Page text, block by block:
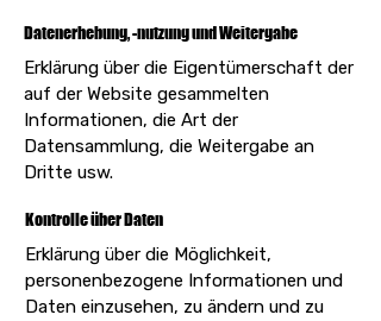
Datenerhebung, -nutzung und Weitergabe
Erklärung über die Eigentümerschaft der
auf der Website gesammelten
Informationen, die Art der
Datensammlung, die Weitergabe an
Dritte usw.
Kontrolle über Daten
Erklärung über die Möglichkeit,
personenbezogene Informationen und
Daten einzusehen, zu ändern und zu